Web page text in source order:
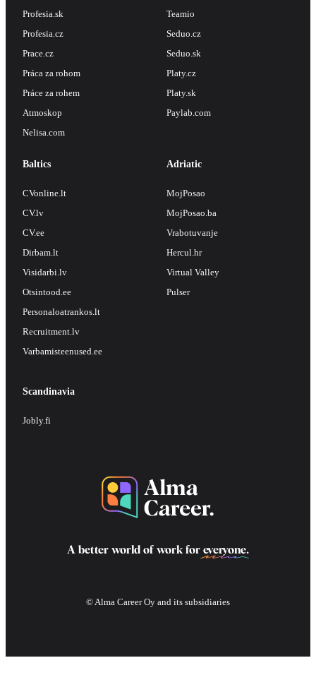
Profesia.sk
Profesia.cz
Prace.cz
Práca za rohom
Práce za rohem
Atmoskop
Nelisa.com
Teamio
Seduo.cz
Seduo.sk
Platy.cz
Platy.sk
Paylab.com
Baltics
CVonline.lt
CV.lv
CV.ee
Dirbam.lt
Visidarbi.lv
Otsintood.ee
Personaloatrankos.lt
Recruitment.lv
Varbamisteenused.ee
Adriatic
MojPosao
MojPosao.ba
Vrabotuvanje
Hercul.hr
Virtual Valley
Pulser
Scandinavia
Jobly.fi
A better world of work for everyone.
© Alma Career Oy and its subsidiaries